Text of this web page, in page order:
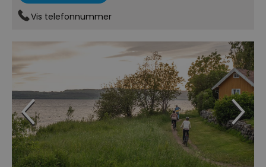
Vis telefonnummer